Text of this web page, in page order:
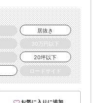
居抜き
30万円以下
20坪以下
ロードサイド